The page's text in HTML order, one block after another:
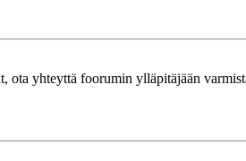
ota yhteyttä foorumin ylläpitäjään